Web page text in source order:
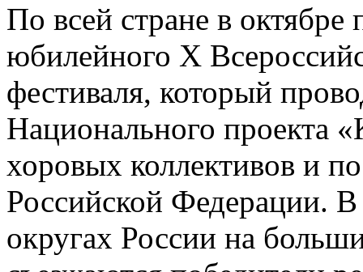
По всей стране в
юбилейного X
фестиваля, который
Национального проекта
хоровых коллективов и
Российской Федерации.
округах России на